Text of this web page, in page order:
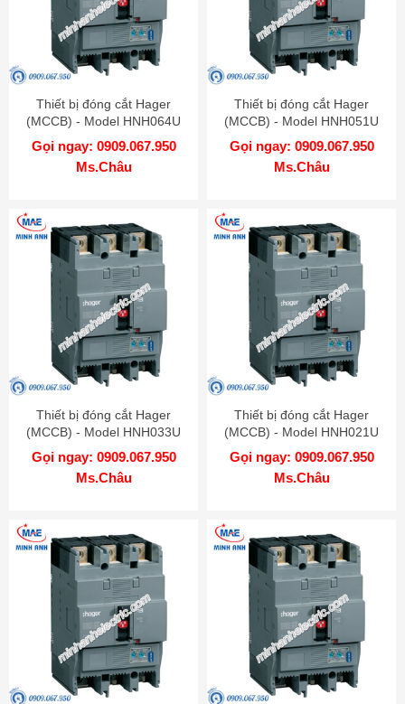
Thiết bị đóng cắt Hager
(MCCB) - Model HNH064U
Gọi ngay: 0909.067.950
Ms.Châu
Thiết bị đóng cắt Hager
(MCCB) - Model HNH051U
Gọi ngay: 0909.067.950
Ms.Châu
Thiết bị đóng cắt Hager
(MCCB) - Model HNH033U
Gọi ngay: 0909.067.950
Ms.Châu
Thiết bị đóng cắt Hager
(MCCB) - Model HNH021U
Gọi ngay: 0909.067.950
Ms.Châu